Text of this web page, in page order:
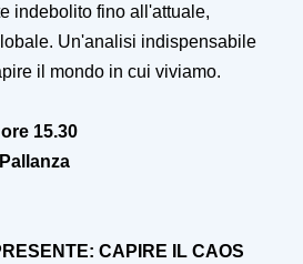
indebolito fino all'attuale,
Un'analisi indispensabile
il mondo in cui viviamo.
15.30
CAPIRE IL CAOS